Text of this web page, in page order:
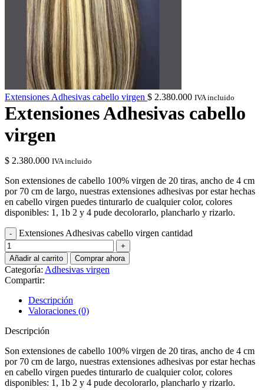
Extensiones Adhesivas cabello virgen $ 2.380.000 IVA incluido
Extensiones Adhesivas cabello
virgen
$ 2.380.000 IVA incluido
Son extensiones de cabello 100% virgen de 20 tiras, ancho de 4 cm
por 70 cm de largo, nuestras extensiones adhesivas por estar hechas
en cabello virgen puedes tinturarlo de cualquier color, colores
disponibles: 1, 1b 2 y 4 pude decolorarlo, plancharlo y rizarlo.
Extensiones Adhesivas cabello virgen cantidad
Añadir al carrito Comprar ahora
Categoría: Adhesivas virgen
Compartir:
Descripción
Valoraciones (0)
Descripción
Son extensiones de cabello 100% virgen de 20 tiras, ancho de 4 cm
por 70 cm de largo, nuestras extensiones adhesivas por estar hechas
en cabello virgen puedes tinturarlo de cualquier color, colores
disponibles: 1, 1b 2 y 4 pude decolorarlo, plancharlo y rizarlo.